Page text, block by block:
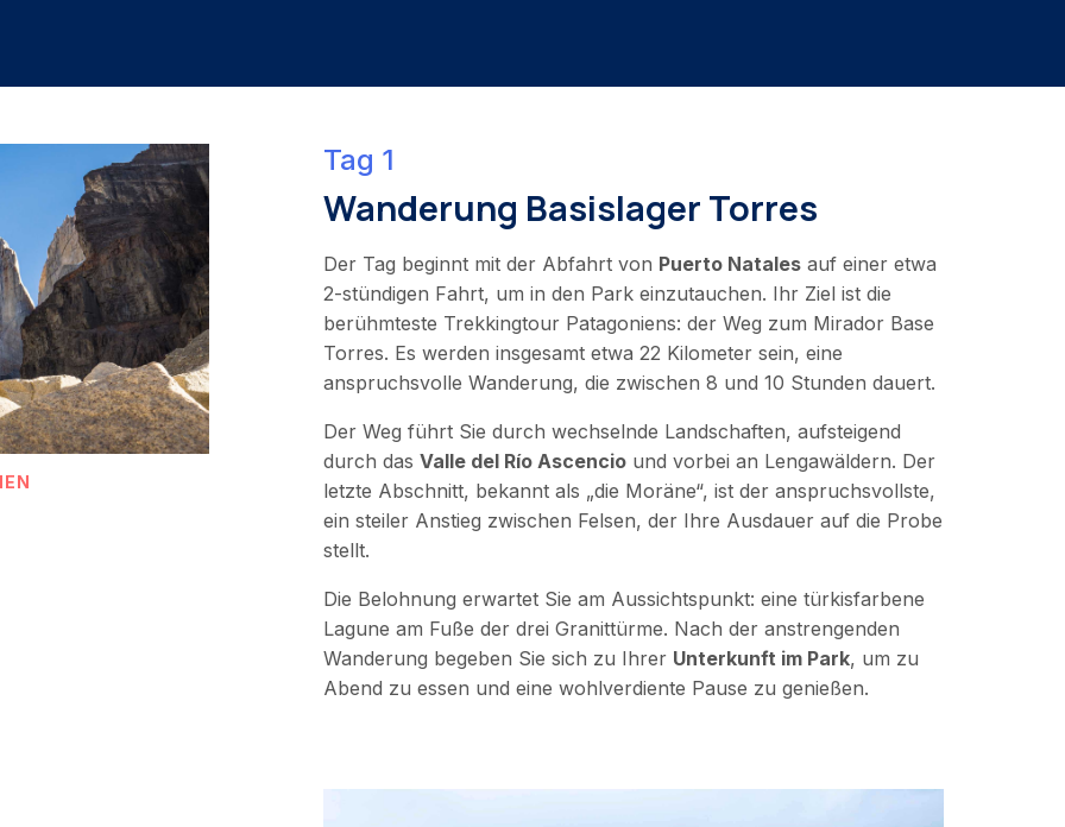
Tag 1
Wanderung Basislager Torres
Der Tag beginnt mit der Abfahrt von Puerto Natales auf einer etwa
2-stündigen Fahrt, um in den Park einzutauchen. Ihr Ziel ist die
berühmteste Trekkingtour Patagoniens: der Weg zum Mirador Base
Torres. Es werden insgesamt etwa 22 Kilometer sein, eine
anspruchsvolle Wanderung, die zwischen 8 und 10 Stunden dauert.
Der Weg führt Sie durch wechselnde Landschaften, aufsteigend
durch das Valle del Río Ascencio und vorbei an Lengawäldern. Der
letzte Abschnitt, bekannt als „die Moräne“, ist der anspruchsvollste,
ein steiler Anstieg zwischen Felsen, der Ihre Ausdauer auf die Probe
stellt.
Die Belohnung erwartet Sie am Aussichtspunkt: eine türkisfarbene
Lagune am Fuße der drei Granittürme. Nach der anstrengenden
Wanderung begeben Sie sich zu Ihrer Unterkunft im Park, um zu
Abend zu essen und eine wohlverdiente Pause zu genießen.